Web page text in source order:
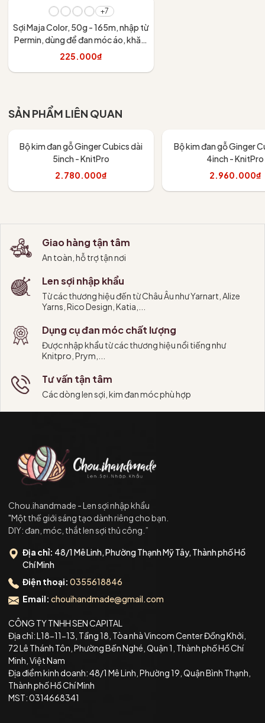
+7
Sợi Maja Color, 50g - 165m, nhập từ
Permin, dùng để đan móc áo, khăn,
váy
225.000₫
SẢN PHẨM LIÊN QUAN
Bộ kim đan gỗ Ginger Cubics dài
5inch - KnitPro
2.780.000₫
Bộ kim đan gỗ Ginger
4inch - KnitPro
2.960.000₫
Giao hàng tận tâm
An toàn, hỗ trợ tận nơi
Len sợi nhập khẩu
Từ các thương hiệu đến từ Châu Âu như Yarnart, Alize
Yarns, Rico Design, Katia,...
Dụng cụ đan móc chất lượng
Được nhập khẩu từ các thương hiệu nổi tiếng như
Knitpro, Prym,...
Tư vấn tận tâm
Các dòng len sợi, kim đan móc phù hợp
Chou.ihandmade - Len sợi nhập khẩu
"Một thế giới sáng tạo dành riêng cho bạn.
DIY: đan, móc, thắt len sợi thủ công.”
Địa chỉ: 48/1 Mê Linh, Phường Thạnh Mỹ Tây, Thành phố Hồ
Chí Minh
Điện thoại: 0355618846
Email: chouihandmade@gmail.com
CÔNG TY TNHH SEN CAPITAL
Địa chỉ: L18-11-13, Tầng 18, Tòa nhà Vincom Center Đồng Khởi,
72 Lê Thánh Tôn, Phường Bến Nghé, Quận 1, Thành phố Hồ Chí
Minh, Việt Nam
Địa điểm kinh doanh: 48/1 Mê Linh, Phường 19, Quận Bình Thạnh,
Thành phố Hồ Chí Minh
MST: 0314668341